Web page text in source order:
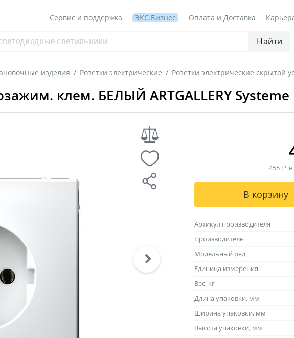
Сервис и поддержка ЭКС.Бизнес Оплата и Доставка
Найти
изделия / Розетки электрические / Розетки электрические скрытой
клем. БЕЛЫЙ ARTGALLERY Systeme
455 ₽в
В корзину
Артикул производителя
Производитель
Модельный ряд
Единица измерения
Вес, кг
Длина упаковки, мм
Ширина упаковки, мм
Высота упаковки, мм